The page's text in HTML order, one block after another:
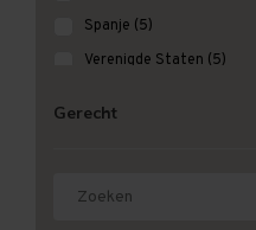
Spanje (5)
Verenigde Staten (5)
Gerecht